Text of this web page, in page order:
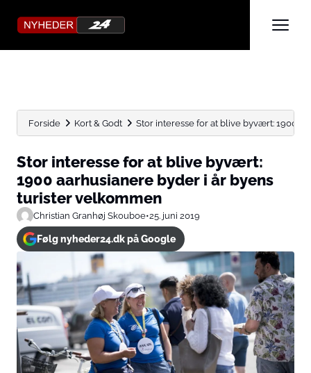
Forside Kort & Godt Stor interesse for at blive byvært: 1900
Stor interesse for at blive byvært:
1900 aarhusianere byder i år byens
turister velkommen
Christian Granhøj Skouboe•25. juni 2019
Følg nyheder24.dk på Google